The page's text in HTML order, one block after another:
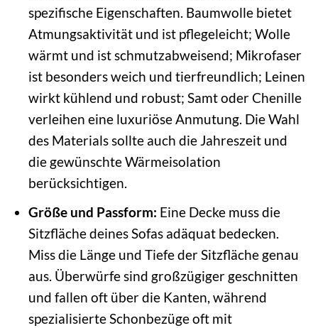
spezifische Eigenschaften. Baumwolle bietet
Atmungsaktivität und ist pflegeleicht; Wolle
wärmt und ist schmutzabweisend; Mikrofaser
ist besonders weich und tierfreundlich; Leinen
wirkt kühlend und robust; Samt oder Chenille
verleihen eine luxuriöse Anmutung. Die Wahl
des Materials sollte auch die Jahreszeit und
die gewünschte Wärmeisolation
berücksichtigen.
Größe und Passform: Eine Decke muss die
Sitzfläche deines Sofas adäquat bedecken.
Miss die Länge und Tiefe der Sitzfläche genau
aus. Überwürfe sind großzügiger geschnitten
und fallen oft über die Kanten, während
spezialisierte Schonbezüge oft mit